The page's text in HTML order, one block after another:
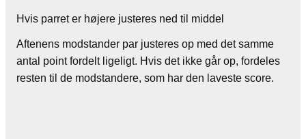
Hvis parret er højere justeres ned til middel
Aftenens modstander par justeres op med det samme
antal point fordelt ligeligt. Hvis det ikke går op, fordeles
resten til de modstandere, som har den laveste score.